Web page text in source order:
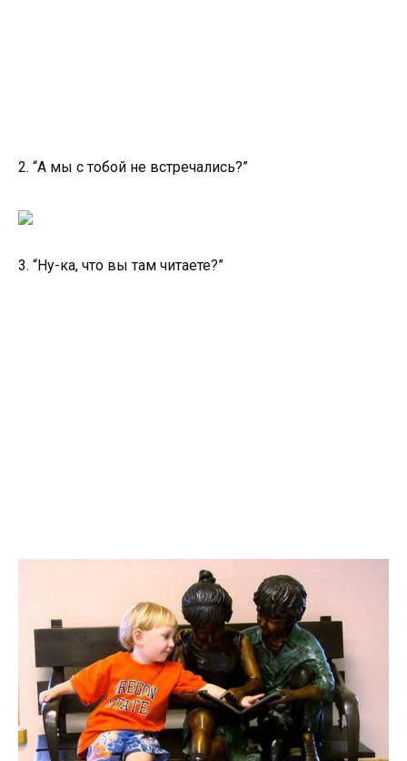
2. “А мы с тобой не встречались?”
3. “Ну-ка, что вы там читаете?”